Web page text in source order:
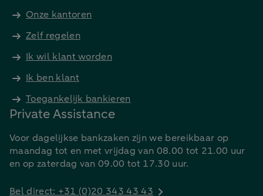
Onze kantoren
Zelf regelen
Ik wil klant worden
Ik ben klant
Toegankelijk bankieren
Private Assistance
Voor dagelijkse bankzaken zijn we bereikbaar op
maandag tot en met vrijdag van 08.00 tot 21.00 uur
en op zaterdag van 09.00 tot 17.30 uur.
Bel direct: +31 (0)20 343 43 43